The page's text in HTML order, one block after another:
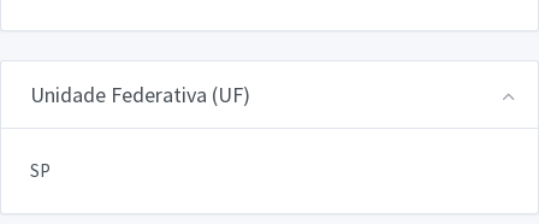
Unidade Federativa (UF)
SP